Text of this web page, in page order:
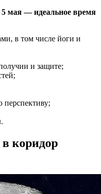
5 мая — идеальное время
в том числе йоги и
и защите;
коридор